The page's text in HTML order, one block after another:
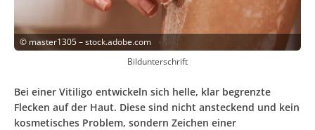
© master1305 – stock.adobe.com
Bildunterschrift
Bei einer Vitiligo entwickeln sich helle, klar begrenzte
Flecken auf der Haut. Diese sind nicht ansteckend und kein
kosmetisches Problem, sondern Zeichen einer